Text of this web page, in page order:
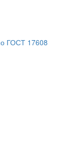
ГОСТ 17608